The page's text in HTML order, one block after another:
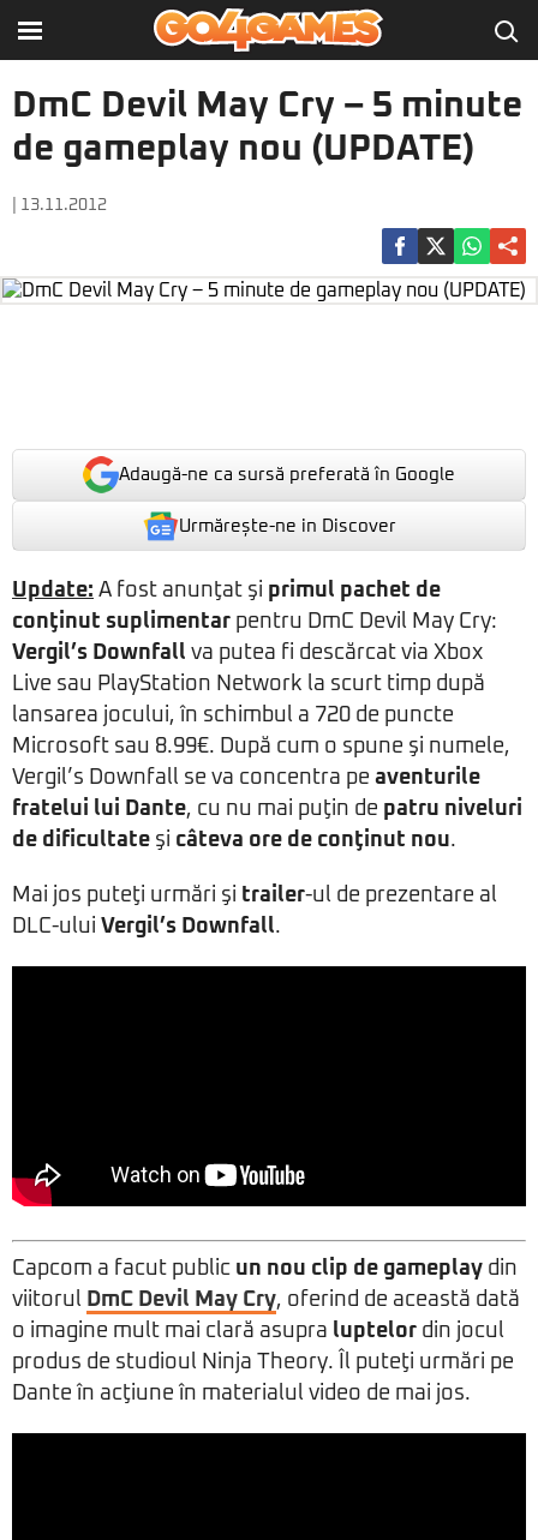
DmC Devil May Cry – 5 minute
de gameplay nou (UPDATE)
| 13.11.2012
Adaugă-ne ca sursă preferată în Google
Urmărește-ne in Discover
Update: A fost anunţat şi primul pachet de
conţinut suplimentar pentru DmC Devil May Cry:
Vergil’s Downfall va putea fi descărcat via Xbox
Live sau PlayStation Network la scurt timp după
lansarea jocului, în schimbul a 720 de puncte
Microsoft sau 8.99€. După cum o spune şi numele,
Vergil’s Downfall se va concentra pe aventurile
fratelui lui Dante, cu nu mai puţin de patru niveluri
de dificultate şi câteva ore de conţinut nou.
Mai jos puteţi urmări şi trailer-ul de prezentare al
DLC-ului Vergil’s Downfall.
Capcom a facut public un nou clip de gameplay din
viitorul DmC Devil May Cry, oferind de această dată
o imagine mult mai clară asupra luptelor din jocul
produs de studioul Ninja Theory. Îl puteţi urmări pe
Dante în acţiune în materialul video de mai jos.